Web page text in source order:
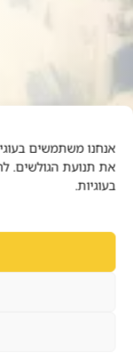
אנחנו משתמשים
את תנועת הגולשים.
בעוגיות.